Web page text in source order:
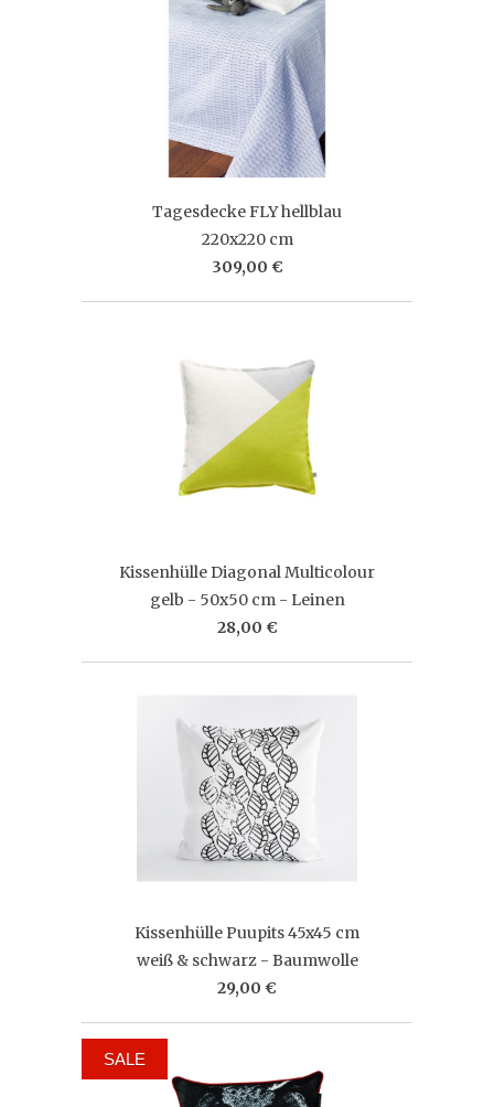
Tagesdecke FLY hellblau
220x220 cm
309,00 €
Kissenhülle Diagonal Multicolour
gelb - 50x50 cm - Leinen
28,00 €
Kissenhülle Puupits 45x45 cm
weiß & schwarz - Baumwolle
29,00 €
SALE